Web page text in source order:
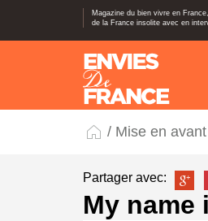
Magazine du bien vivre en
de la France insolite avec en
/ Mise en avant
Partager avec:
My name